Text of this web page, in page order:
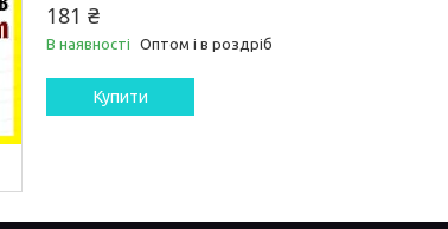
181 ₴
В наявності Оптом і в роздріб
Купити